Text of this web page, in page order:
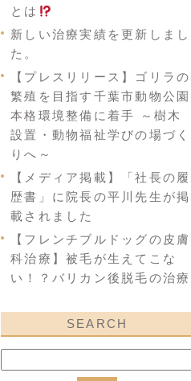
とは
新しい治療実績を更新しまし
た。
【プレスリリース】ゴリラの
繁殖を目指す千葉市動物公園
本格環境整備に着手 ～樹木
設置・動物福祉学びの場づく
りへ～
【メディア掲載】「社長の履
歴書」に院長の平川先生が掲
載されました
【フレンチブルドッグの皮膚
科治療】被毛が生えてこな
い！？バリカン後脱毛の治療
SEARCH